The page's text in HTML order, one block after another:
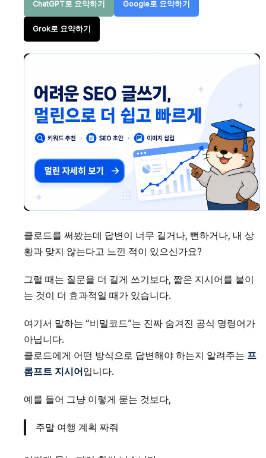
ChatGPT로 요약하기 Google로 요약하기
Grok로 요약하기
클로드를 써봤는데 답변이 너무 길거나, 뻔하거나, 내 상
황과 맞지 않는다고 느낀 적이 있으신가요?
그럴 때는 질문을 더 길게 쓰기보다, 짧은 지시어를 붙이
는 것이 더 효과적일 때가 있습니다.
여기서 말하는 “비밀코드”는 진짜 숨겨진 공식 명령어가
아닙니다.
클로드에게 어떤 방식으로 답변해야 하는지 알려주는 프
롬프트 지시어입니다.
예를 들어 그냥 이렇게 묻는 것보다,
주말 여행 계획 짜줘